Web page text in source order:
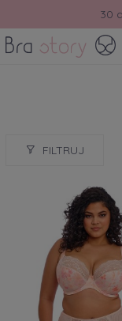
Odbierz
FILTRUJ